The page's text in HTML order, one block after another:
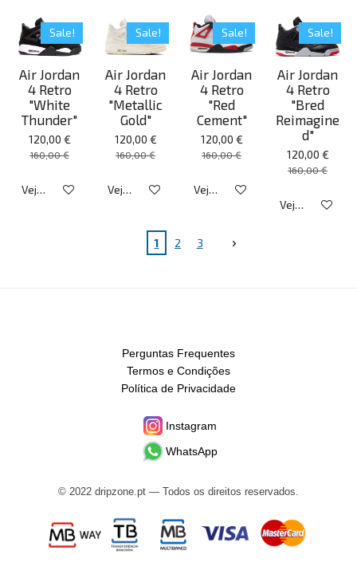
Sale!
Air Jordan
4 Retro
"White
Thunder"
120,00 €
160,00 €
Veja detalhes
Sale!
Air Jordan
4 Retro
"Metallic
Gold"
120,00 €
160,00 €
Veja detalhes
Sale!
Air Jordan
4 Retro
"Red
Cement"
120,00 €
160,00 €
Veja detalhes
Sale!
Air Jordan
4 Retro
"Bred
Reimagine
d"
120,00 €
160,00 €
Veja detalhes
1 2 3
Perguntas Frequentes
Termos e Condições
Política de Privacidade
Instagram
WhatsApp
© 2022 dripzone.pt — Todos os direitos reservados.